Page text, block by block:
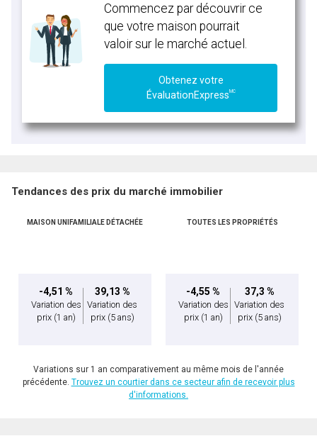
Commencez par découvrir ce
que votre maison pourrait
valoir sur le marché actuel.
Obtenez votre
ÉvaluationExpressMC
Tendances des prix du marché immobilier
MAISON UNIFAMILIALE DÉTACHÉE
-4,51 %
Variation des
prix (1 an)
39,13 %
Variation des
prix (5 ans)
TOUTES LES PROPRIÉTÉS
-4,55 %
Variation des
prix (1 an)
37,3 %
Variation des
prix (5 ans)
Variations sur 1 an comparativement au même mois de l'année
précédente. Trouvez un courtier dans ce secteur afin de recevoir plus
d'informations.